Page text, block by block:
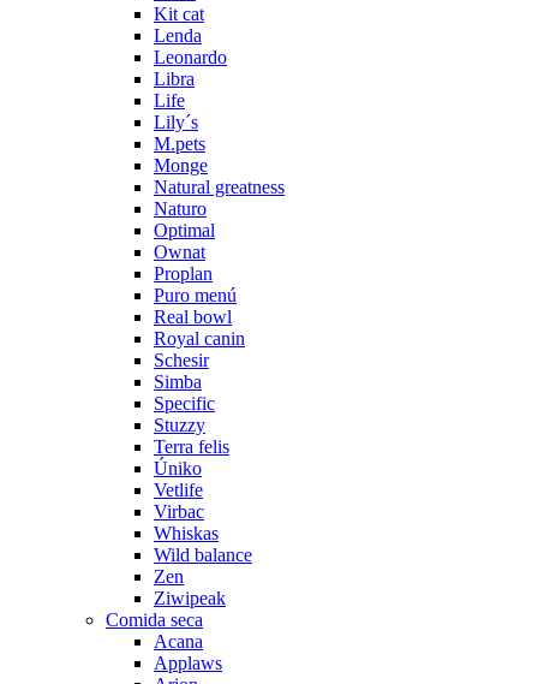
Kit cat
Lenda
Leonardo
Libra
Life
Lily´s
M.pets
Monge
Natural greatness
Naturo
Optimal
Ownat
Proplan
Puro menú
Real bowl
Royal canin
Schesir
Simba
Specific
Stuzzy
Terra felis
Úniko
Vetlife
Virbac
Whiskas
Wild balance
Zen
Ziwipeak
Comida seca
Acana
Applaws